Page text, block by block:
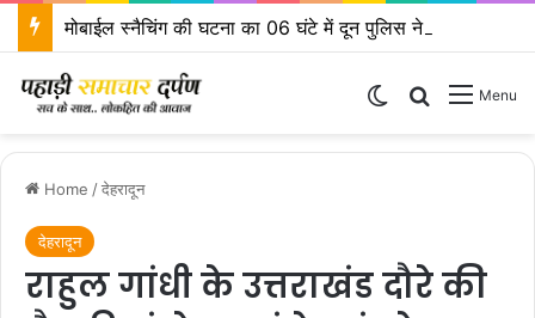
Menu
Search for
Switch skin
Home /देहरादून
देहरादून
राहुल गांधी के उत्तराखंड दौरे की